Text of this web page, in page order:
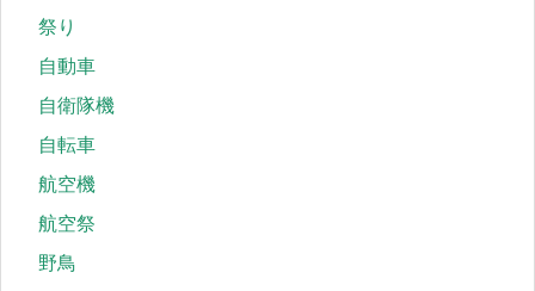
祭り
自動車
自衛隊機
自転車
航空機
航空祭
野鳥